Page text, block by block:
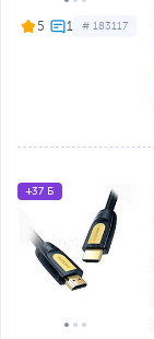
5 # 183117
+37 Б